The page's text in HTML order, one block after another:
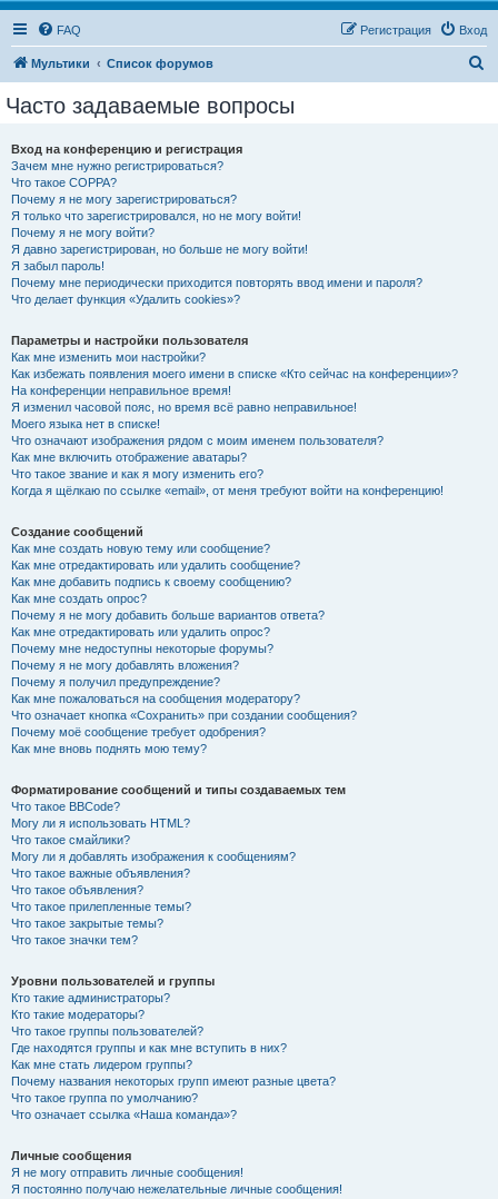
FAQ Вход
Регистрация
Мультики Список форумов
Часто задаваемые вопросы
Вход на конференцию и регистрация
Зачем мне нужно регистрироваться?
Что такое COPPA?
Почему я не могу зарегистрироваться?
Я только что зарегистрировался, но не могу войти!
Почему я не могу войти?
Я давно зарегистрирован, но больше не могу войти!
Я забыл пароль!
Почему мне периодически приходится повторять ввод имени и пароля?
Что делает функция «Удалить cookies»?
Параметры и настройки пользователя
Как мне изменить мои настройки?
Как избежать появления моего имени в списке «Кто сейчас на конференции»?
На конференции неправильное время!
Я изменил часовой пояс, но время всё равно неправильное!
Моего языка нет в списке!
Что означают изображения рядом с моим именем пользователя?
Как мне включить отображение аватары?
Что такое звание и как я могу изменить его?
Когда я щёлкаю по ссылке «email», от меня требуют войти на конференцию!
Создание сообщений
Как мне создать новую тему или сообщение?
Как мне отредактировать или удалить сообщение?
Как мне добавить подпись к своему сообщению?
Как мне создать опрос?
Почему я не могу добавить больше вариантов ответа?
Как мне отредактировать или удалить опрос?
Почему мне недоступны некоторые форумы?
Почему я не могу добавлять вложения?
Почему я получил предупреждение?
Как мне пожаловаться на сообщения модератору?
Что означает кнопка «Сохранить» при создании сообщения?
Почему моё сообщение требует одобрения?
Как мне вновь поднять мою тему?
Форматирование сообщений и типы создаваемых тем
Что такое BBCode?
Могу ли я использовать HTML?
Что такое смайлики?
Могу ли я добавлять изображения к сообщениям?
Что такое важные объявления?
Что такое объявления?
Что такое прилепленные темы?
Что такое закрытые темы?
Что такое значки тем?
Уровни пользователей и группы
Кто такие администраторы?
Кто такие модераторы?
Что такое группы пользователей?
Где находятся группы и как мне вступить в них?
Как мне стать лидером группы?
Почему названия некоторых групп имеют разные цвета?
Что такое группа по умолчанию?
Что означает ссылка «Наша команда»?
Личные сообщения
Я не могу отправить личные сообщения!
Я постоянно получаю нежелательные личные сообщения!